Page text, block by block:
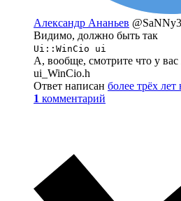
Александр Ананьев
Видимо, должно быть так
Ui::WinCio ui
А, вообще, смотрите что у
ui_WinCio.h
Ответ написан более трёх лет
1 комментарий